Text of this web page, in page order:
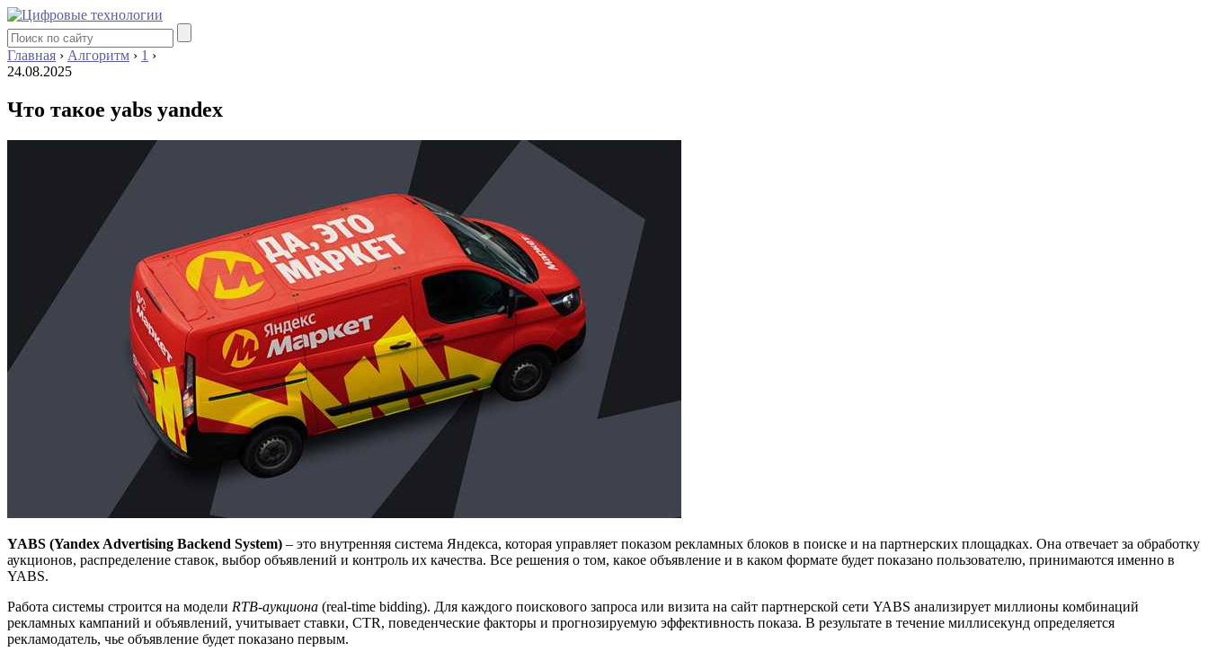
Главная › Алгоритм › 1 ›
24.08.2025
Что такое yabs yandex
YABS (Yandex Advertising Backend System) – это внутренняя система Яндекса, которая управляет показом рекламных блоков в поиске и на партнерских площадках. Она отвечает за обработку
аукционов, распределение ставок, выбор объявлений и контроль их качества. Все решения о том, какое объявление и в каком формате будет показано пользователю, принимаются именно в
YABS.
Работа системы строится на модели RTB-аукциона (real-time bidding). Для каждого поискового запроса или визита на сайт партнерской сети YABS анализирует миллионы комбинаций
рекламных кампаний и объявлений, учитывает ставки, CTR, поведенческие факторы и прогнозируемую эффективность показа. В результате в течение миллисекунд определяется
рекламодатель, чье объявление будет показано первым.